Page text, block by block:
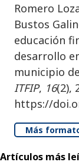
Romero
Bustos
educación
desarrollo
municipio
ITFIP, 16(2),
https://
Más
Artículos más